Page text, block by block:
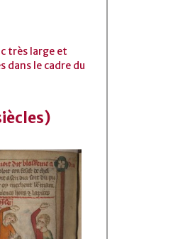
très large et
dans le cadre du